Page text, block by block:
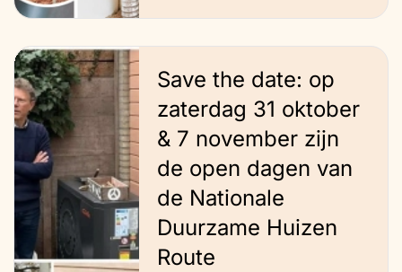
Save the date: op
zaterdag 31 oktober
& 7 november zijn
de open dagen van
de Nationale
Duurzame Huizen
Route